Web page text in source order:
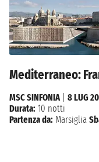
Mediterraneo:
MSC SINFONIA| 8 LUG
Durata: 10 notti
Partenza da: Marsiglia